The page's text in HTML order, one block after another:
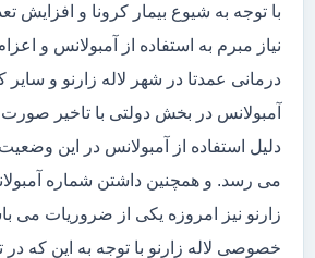
با توجه به شیوع بیمار کرونا و افزایش
نیاز مبرم به استفاده از آمبولانس و
درمانی عمدتا در شهر لاله زارنو و سایر
آمبولانس در بخش دولتی با تاخیر
دلیل استفاده از آمبولانس در این
می رسد. و همچنین داشتن شماره
زارنو نیز امروزه یکی از ضروریات می
خصوصی لاله زارنو با توجه به این که در